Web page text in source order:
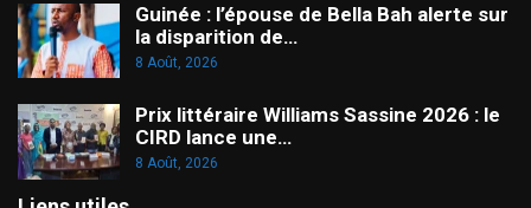
Guinée : l’épouse de Bella Bah alerte sur
la disparition de…
8 Août, 2026
Prix littéraire Williams Sassine 2026 : le
CIRD lance une…
8 Août, 2026